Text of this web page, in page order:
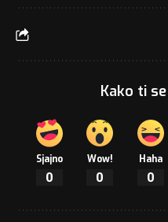
Kako ti
Sjajno
0
Wow!
0
Haha
0